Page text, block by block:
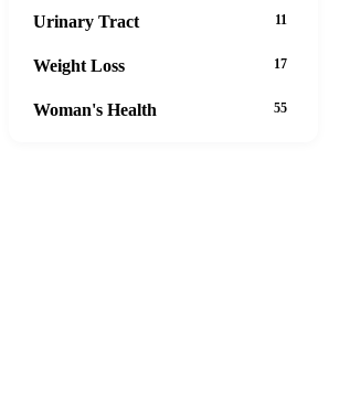
Urinary Tract 11
Weight Loss 17
Woman's Health 55